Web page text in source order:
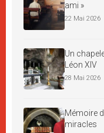
ami »
22 Mai 2026
Un
Léon XIV
28 Mai 2026
Mémoire
miracles